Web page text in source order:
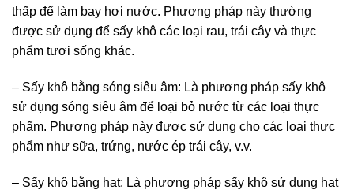
thấp để làm bay hơi nước. Phương pháp này thường
được sử dụng để sấy khô các loại rau, trái cây và thực
phẩm tươi sống khác.
– Sấy khô bằng sóng siêu âm: Là phương pháp sấy khô
sử dụng sóng siêu âm để loại bỏ nước từ các loại thực
phẩm. Phương pháp này được sử dụng cho các loại thực
phẩm như sữa, trứng, nước ép trái cây, v.v.
– Sấy khô bằng hạt: Là phương pháp sấy khô sử dụng hạt